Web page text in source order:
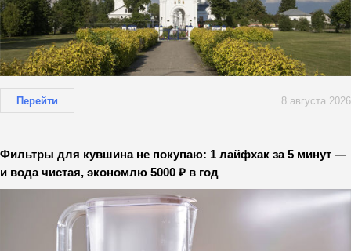
Перейти 8 августа 2026
Фильтры для кувшина не покупаю: 1 лайфхак за 5 минут —
и вода чистая, экономлю 5000 ₽ в год